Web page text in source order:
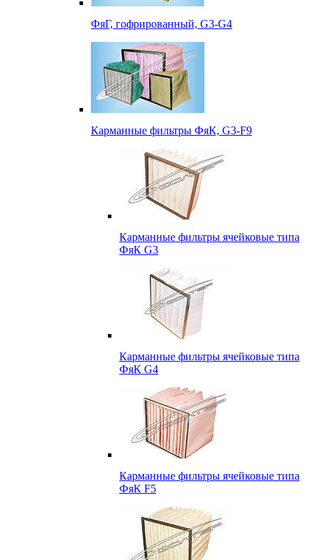
ФяГ, гофрированный, G3-G4
Карманные фильтры ФяК, G3-F9
Карманные фильтры ячейковые типа
ФяК G3
Карманные фильтры ячейковые типа
ФяК G4
Карманные фильтры ячейковые типа
ФяК F5